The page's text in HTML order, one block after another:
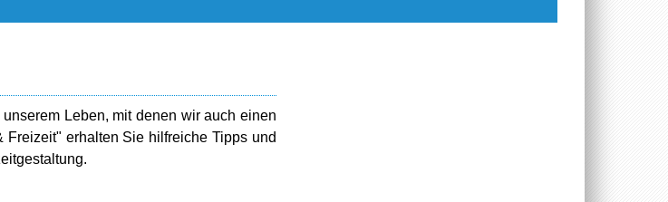
Leben, mit denen wir auch einen
erhalten Sie hilfreiche Tipps und